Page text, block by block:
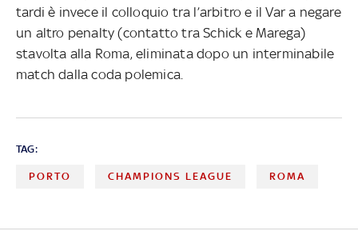
tardi è invece il colloquio tra l’arbitro e il Var a negare
un altro penalty (contatto tra Schick e Marega)
stavolta alla Roma, eliminata dopo un interminabile
match dalla coda polemica.
TAG:
PORTO CHAMPIONS LEAGUE ROMA